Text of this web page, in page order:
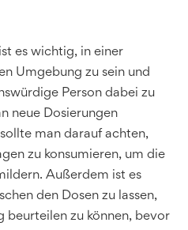
es wichtig, in einer
Umgebung zu sein und
Person dabei zu
neue Dosierungen
man darauf achten,
zu konsumieren, um die
Außerdem ist es
den Dosen zu lassen,
beurteilen zu können, bevor